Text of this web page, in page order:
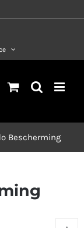
Bescherming